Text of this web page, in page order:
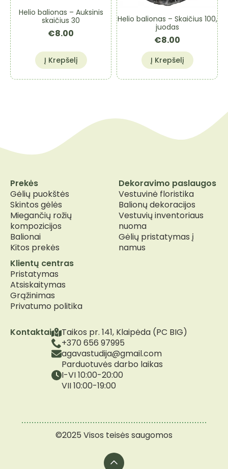
the
product
the
product
Helio balionas – Auksinis
skaičius 30
€8.00
Į Krepšelį
Helio balionas – Skaičius 100,
juodas
€8.00
Į Krepšelį
Kontaktai
Taikos pr. 141, Klaipėda (PC BIG)
+370 656 97995
agavastudija@gmail.com
Parduotuvės darbo laikas
I-VI 10:00-20:00
VII 10:00-19:00
Prekės
Gėlių puokštės
Skintos gėlės
Miegančių rožių
kompozicijos
Balionai
Kitos prekės
Dekoravimo paslaugos
Vestuvinė floristika
Balionų dekoracijos
Vestuvių inventoriaus
nuoma
Gėlių pristatymas į
namus
Klientų centras
Pristatymas
Atsiskaitymas
Grąžinimas
Privatumo politika
©2025 Visos teisės saugomos